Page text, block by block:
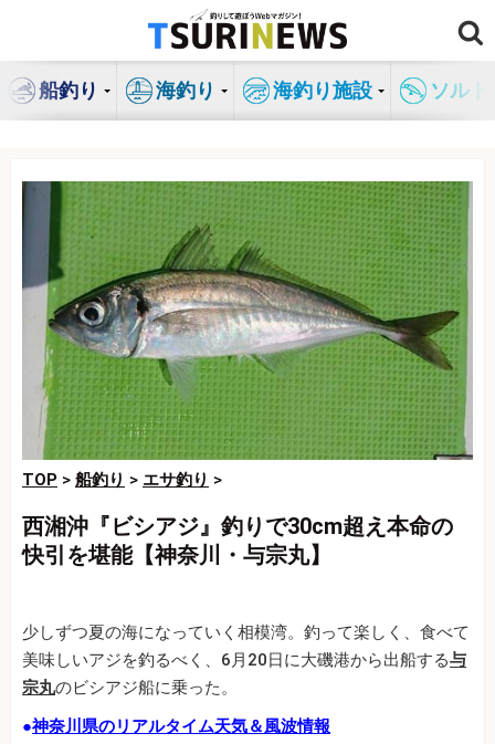
ン
船釣り 海釣り 海釣り施設 ソル
TOP > 船釣り > エサ釣り >
西湘沖『ビシアジ』釣りで30cm超え本命の
快引を堪能【神奈川・与宗丸】
少しずつ夏の海になっていく相模湾。釣って楽しく、食べて
美味しいアジを釣るべく、6月20日に大磯港から出船する与
宗丸のビシアジ船に乗った。
●神奈川県のリアルタイム天気＆風波情報